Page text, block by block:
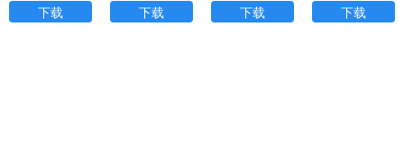
下载 下载 下载 下载